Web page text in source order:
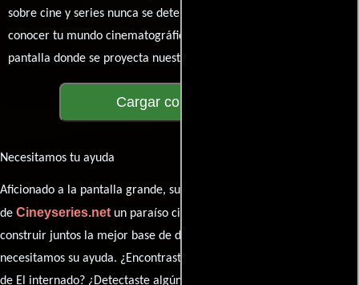
sobre cine y series nunca se detenga. Únete a la charla y déjanos
conocer tu mundo cinematográfico. ¡Los comentarios son la
pantalla donde se proyecta nuestra diversidad de opiniones!
Cargar comentarios
Necesitamos tu ayuda
Aficionado a la pantalla grande, su participación es clave para hacer
de Cineyseries.netun paraíso cinéfilo completo. Queremos
construir juntos la mejor base de datos cinematográfica, pero
necesitamos su ayuda. ¿Encontraste algún dato faltante en la ficha
de El internado? ¿Detectaste algún error en la sinopsis o el elenco?